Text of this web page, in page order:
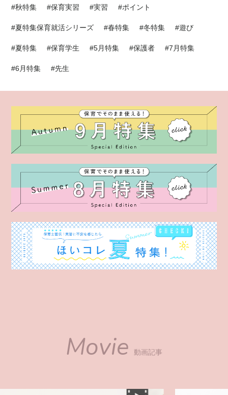
#秋特集 #保育実習 #実習 #ポイント
#夏特集保育就活シリーズ #春特集 #冬特集 #遊び
#夏特集 #保育学生 #5月特集 #保護者 #7月特集
#6月特集 #先生
Movie 動画記事